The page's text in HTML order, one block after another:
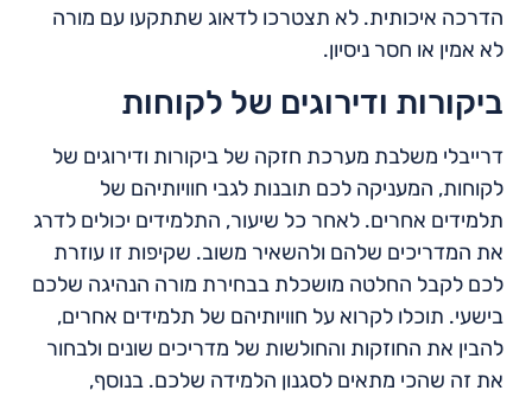
הדרכה איכותית. לא תצטרכו לדאוג שתתקעו עם מורה
לא אמין או חסר ניסיון.
ביקורות ודירוגים של לקוחות
דרייבלי משלבת מערכת חזקה של ביקורות ודירוגים של
לקוחות, המעניקה לכם תובנות לגבי חוויותיהם של
תלמידים אחרים. לאחר כל שיעור, התלמידים יכולים לדרג
את המדריכים שלהם ולהשאיר משוב. שקיפות זו עוזרת
לכם לקבל החלטה מושכלת בבחירת מורה הנהיגה שלכם
בישעי. תוכלו לקרוא על חוויותיהם של תלמידים אחרים,
להבין את החוזקות והחולשות של מדריכים שונים ולבחור
את זה שהכי מתאים לסגנון הלמידה שלכם. בנוסף,